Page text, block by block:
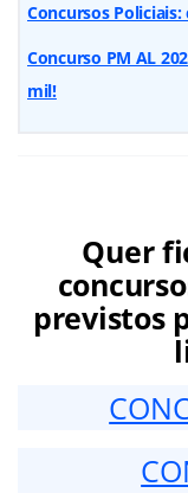
Concursos
Concurso PM AL
mil!
Quer
previstos